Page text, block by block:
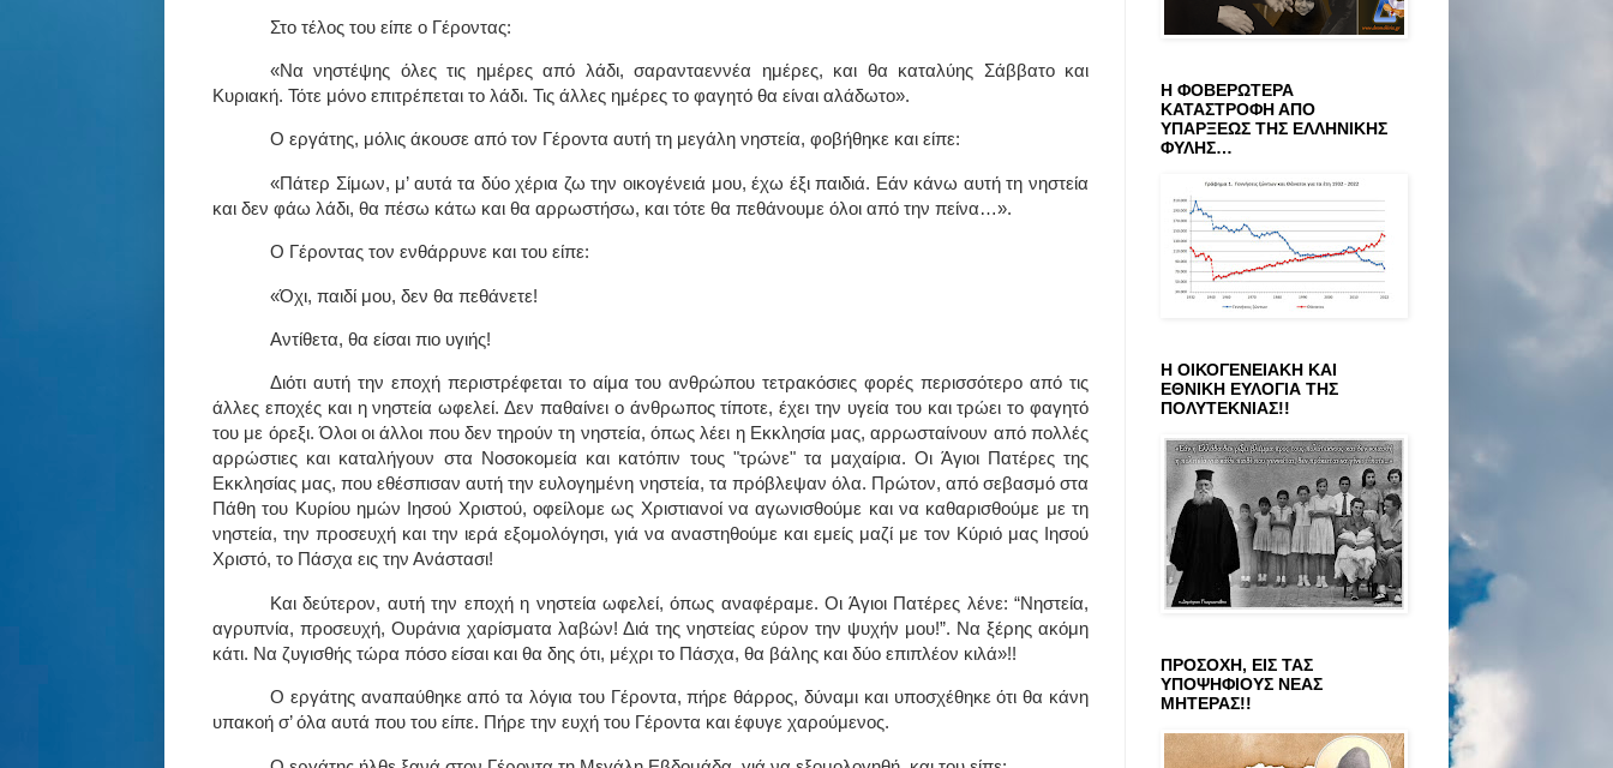
Στο τέλος του είπε ο Γέροντας:
«Να νηστέψης όλες τις ημέρες από λάδι, σαρανταεννέα ημέρες, και θα καταλύης Σάββατο και
Κυριακή. Τότε μόνο επιτρέπεται το λάδι. Τις άλλες ημέρες το φαγητό θα είναι αλάδωτο».
Ο εργάτης, μόλις άκουσε από τον Γέροντα αυτή τη μεγάλη νηστεία, φοβήθηκε και είπε:
«Πάτερ Σίμων, μ’ αυτά τα δύο χέρια ζω την οικογένειά μου, έχω έξι παιδιά. Εάν κάνω αυτή τη νηστεία
και δεν φάω λάδι, θα πέσω κάτω και θα αρρωστήσω, και τότε θα πεθάνουμε όλοι από την πείνα…».
Ο Γέροντας τον ενθάρρυνε και του είπε:
«Όχι, παιδί μου, δεν θα πεθάνετε!
Αντίθετα, θα είσαι πιο υγιής!
Διότι αυτή την εποχή περιστρέφεται το αίμα του ανθρώπου τετρακόσιες φορές περισσότερο από τις
άλλες εποχές και η νηστεία ωφελεί. Δεν παθαίνει ο άνθρωπος τίποτε, έχει την υγεία του και τρώει το φαγητό
του με όρεξι. Όλοι οι άλλοι που δεν τηρούν τη νηστεία, όπως λέει η Εκκλησία μας, αρρωσταίνουν από πολλές
αρρώστιες και καταλήγουν στα Νοσοκομεία και κατόπιν τους "τρώνε" τα μαχαίρια. Οι Άγιοι Πατέρες της
Εκκλησίας μας, που εθέσπισαν αυτή την ευλογημένη νηστεία, τα πρόβλεψαν όλα. Πρώτον, από σεβασμό στα
Πάθη του Κυρίου ημών Ιησού Χριστού, οφείλομε ως Χριστιανοί να αγωνισθούμε και να καθαρισθούμε με τη
νηστεία, την προσευχή και την ιερά εξομολόγησι, γιά να αναστηθούμε και εμείς μαζί με τον Κύριό μας Ιησού
Χριστό, το Πάσχα εις την Ανάστασι!
Και δεύτερον, αυτή την εποχή η νηστεία ωφελεί, όπως αναφέραμε. Οι Άγιοι Πατέρες λένε: “Νηστεία,
αγρυπνία, προσευχή, Ουράνια χαρίσματα λαβών! Διά της νηστείας εύρον την ψυχήν μου!”. Να ξέρης ακόμη
κάτι. Να ζυγισθής τώρα πόσο είσαι και θα δης ότι, μέχρι το Πάσχα, θα βάλης και δύο επιπλέον κιλά»!!
Ο εργάτης αναπαύθηκε από τα λόγια του Γέροντα, πήρε θάρρος, δύναμι και υποσχέθηκε ότι θα κάνη
υπακοή σ’ όλα αυτά που του είπε. Πήρε την ευχή του Γέροντα και έφυγε χαρούμενος.
Η ΦΟΒΕΡΩΤΕΡΑ
ΚΑΤΑΣΤΡΟΦΗ ΑΠΟ
ΥΠΑΡΞΕΩΣ ΤΗΣ ΕΛΛΗΝΙΚΗΣ
ΦΥΛΗΣ…
Η ΟΙΚΟΓΕΝΕΙΑΚΗ ΚΑΙ
ΕΘΝΙΚΗ ΕΥΛΟΓΙΑ ΤΗΣ
ΠΟΛΥΤΕΚΝΙΑΣ!!
ΠΡΟΣΟΧΗ, ΕΙΣ ΤΑΣ
ΥΠΟΨΗΦΙΟΥΣ ΝΕΑΣ
ΜΗΤΕΡΑΣ!!